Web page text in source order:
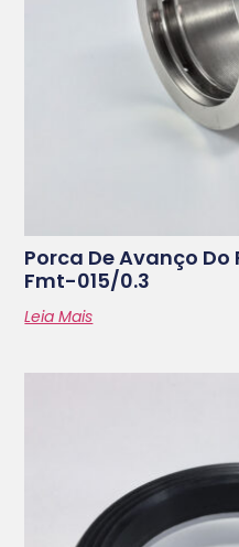
Porca De Avanço
Fmt-015/0.3
Leia Mais